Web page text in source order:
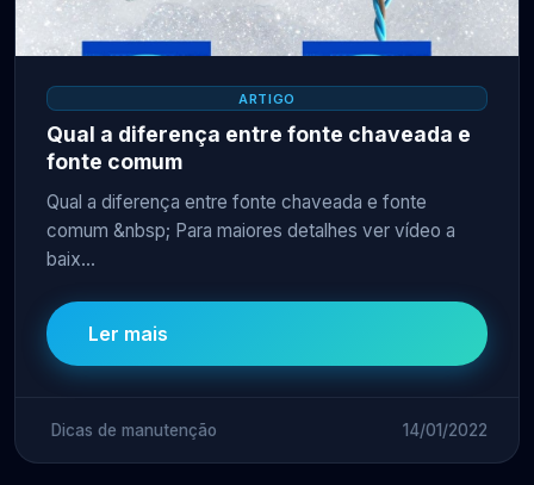
ARTIGO
Qual a diferença entre fonte chaveada e
fonte comum
Qual a diferença entre fonte chaveada e fonte
comum &nbsp; Para maiores detalhes ver vídeo a
baix...
Ler mais
Dicas de manutenção 14/01/2022